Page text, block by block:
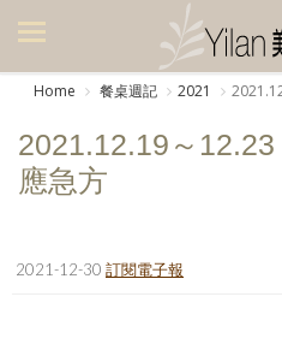
美食集
廚房集
旅遊美食集
Home 餐桌週記 2021
2021.12.19～
應急方
2021-12-30 訂閱電子報